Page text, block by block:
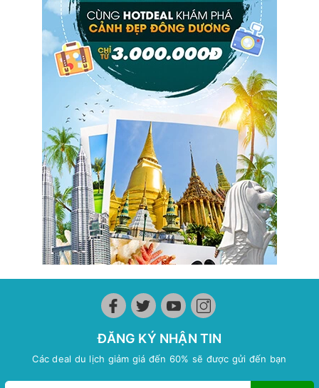
ĐĂNG KÝ NHẬN TIN
Các deal du lịch giảm giá đến 60% sẽ được gửi đến bạn